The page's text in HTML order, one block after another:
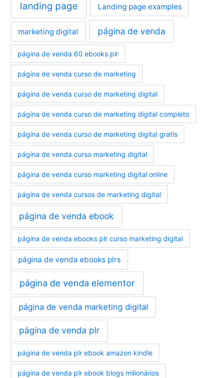
landing page Landing page examples
marketing digital página de venda
página de venda 60 ebooks plr
página de venda curso de marketing
página de venda curso de marketing digital
página de venda curso de marketing digital completo
página de venda curso de marketing digital gratis
página de venda curso marketing digital
página de venda curso marketing digital online
página de venda cursos de marketing digital
página de venda ebook
página de venda ebooks plr curso marketing digital
página de venda ebooks plrs
página de venda elementor
página de venda marketing digital
página de venda plr
página de venda plr ebook amazon kindle
página de venda plr ebook blogs milionários